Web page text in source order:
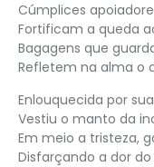
Cúmplices
Fortificam a queda
Bagagens que
Refletem na alma o
Enlouquecida por
Vestiu o manto da
Em meio a tristeza,
Disfarçando a dor